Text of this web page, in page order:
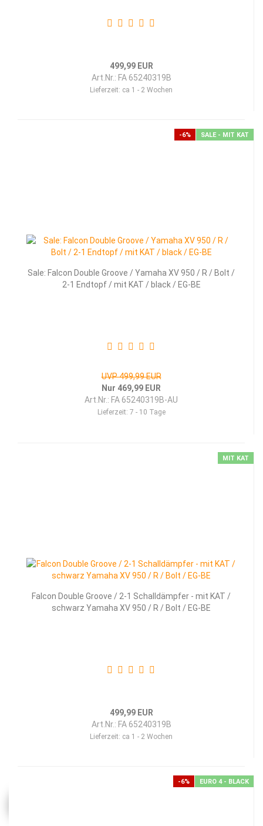
499,99 EUR
Art.Nr.: FA 65240319B
Lieferzeit: ca 1 - 2 Wochen
-6% SALE - MIT KAT
Sale: Falcon Double Groove / Yamaha XV 950 / R / Bolt /
2-1 Endtopf / mit KAT / black / EG-BE
UVP 499,99 EUR
Nur 469,99 EUR
Art.Nr.: FA 65240319B-AU
Lieferzeit: 7 - 10 Tage
MIT KAT
Falcon Double Groove / 2-1 Schalldämpfer - mit KAT /
schwarz Yamaha XV 950 / R / Bolt / EG-BE
499,99 EUR
Art.Nr.: FA 65240319B
Lieferzeit: ca 1 - 2 Wochen
-6% EURO 4 - BLACK